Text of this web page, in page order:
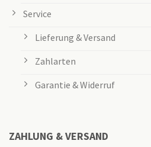
Service
Lieferung & Versand
Zahlarten
Garantie & Widerruf
ZAHLUNG & VERSAND